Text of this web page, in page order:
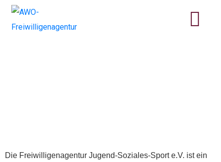
Die Freiwilligenagentur Jugend-Soziales-Sport e.V. ist ein